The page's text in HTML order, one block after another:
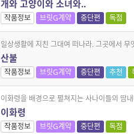
개와 고양이와 소녀와..
작품정보 브릿G계약 중단편 독점
일상생활에 지친 그대여 떠나라. 그곳에서 무
산불
작품정보 브릿G계약 중단편 추천
이화령을 배경으로 펼쳐지는 사나이들의 땀
이화령
작품정보 브릿G계약 중단편 독점